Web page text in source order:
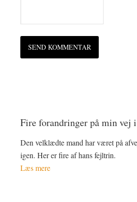
Fire forandringer på min vej
Den velklædte mand har været på
igen. Her er fire af hans fejltrin.
Læs mere